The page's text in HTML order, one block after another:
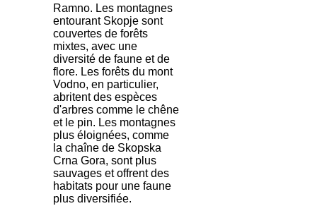
Ramno. Les montagnes
entourant Skopje sont
couvertes de forêts
mixtes, avec une
diversité de faune et de
flore. Les forêts du mont
Vodno, en particulier,
abritent des espèces
d'arbres comme le chêne
et le pin. Les montagnes
plus éloignées, comme
la chaîne de Skopska
Crna Gora, sont plus
sauvages et offrent des
habitats pour une faune
plus diversifiée.